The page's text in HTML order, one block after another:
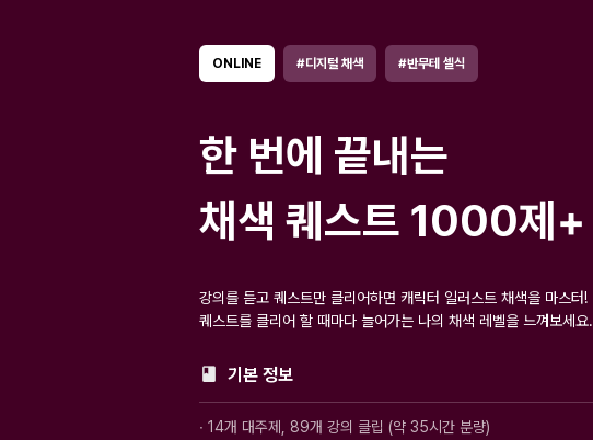
ONLINE #디지털 채색 #반무테 셀식
한 번에 끝내는
채색 퀘스트 1000제+
강의를 듣고 퀘스트만 클리어하면 캐릭터 일러스트 채색을 마스터!
퀘스트를 클리어 할 때마다 늘어가는 나의 채색 레벨을 느껴보세요.
기본 정보
∙ 14개 대주제, 89개 강의 클립 (약 35시간 분량)